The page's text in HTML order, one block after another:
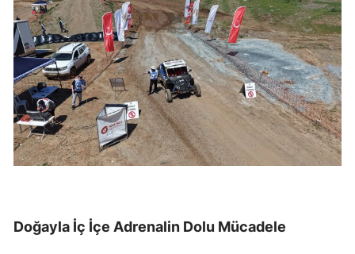
Doğayla İç İçe Adrenalin Dolu Mücadele